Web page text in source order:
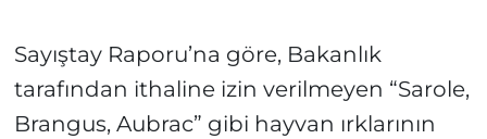
Sayıştay Raporu’na göre, Bakanlık
tarafından ithaline izin verilmeyen “Sarole,
Brangus, Aubrac” gibi hayvan ırklarının